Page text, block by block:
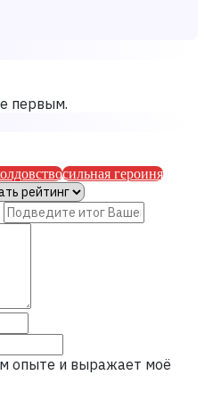
первым.
сильная героиня
опыте и выражает моё